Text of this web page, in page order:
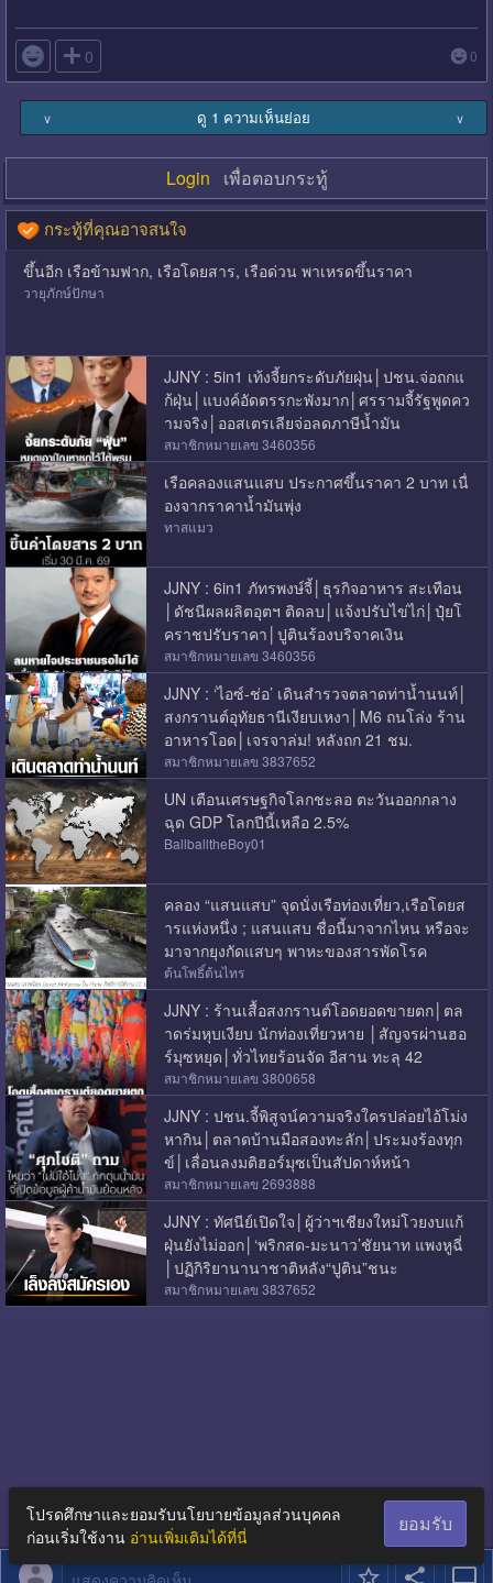
 0 0
∨ ดู 1 ความเห็นย่อย ∨
Login เพื่อตอบกระทู้
กระทู้ที่คุณอาจสนใจ
ขึ้นอีก เรือข้ามฟาก, เรือโดยสาร, เรือด่วน พาเหรดขึ้นราคา
วายุภักษ์ปักษา
JJNY : 5in1 เท้งจี้ยกระดับภัยฝุ่น│ปชน.จ่อถกแ
ก้ฝุ่น│แบงค์อัดตรรกะพังมาก│ศรรามจี้รัฐพูดคว
ามจริง│ออสเตรเลียจ่อลดภาษีน้ำมัน
สมาชิกหมายเลข 3460356
เรือคลองแสนแสบ ประกาศขึ้นราคา 2 บาท เนื่
องจากราคาน้ำมันพุ่ง
ทาสแมว
JJNY : 6in1 ภัทรพงษ์จี้│ธุรกิจอาหาร สะเทือน
│ดัชนีผลผลิตอุตฯ ติดลบ│แจ้งปรับไข่ไก่│ปุ๋ยโ
คราชปรับราคา│ปูตินร้องบริจาคเงิน
สมาชิกหมายเลข 3460356
JJNY : ‘ไอซ์-ช่อ’ เดินสำรวจตลาดท่าน้ำนนท์│
สงกรานต์อุทัยธานีเงียบเหงา│M6 ถนโล่ง ร้าน
อาหารโอด│เจรจาล่ม! หลังถก 21 ชม.
สมาชิกหมายเลข 3837652
UN เตือนเศรษฐกิจโลกชะลอ ตะวันออกกลาง
ฉุด GDP โลกปีนี้เหลือ 2.5%
BallballtheBoy01
คลอง “แสนแสบ” จุดนั่งเรือท่องเที่ยว,เรือโดยส
ารแห่งหนึ่ง ; แสนแสบ ชื่อนี้มาจากไหน หรือจะ
มาจากยุงกัดแสบๆ พาหะของสารพัดโรค
ต้นโพธิ์ต้นไทร
JJNY : ร้านเสื้อสงกรานต์โอดยอดขายตก│ตล
าดร่มหุบเงียบ นักท่องเที่ยวหาย │สัญจรผ่านฮอ
ร์มุซหยุด│ทั่วไทยร้อนจัด อีสาน ทะลุ 42
สมาชิกหมายเลข 3800658
JJNY : ปชน.จี้พิสูจน์ความจริงใครปล่อยไอ้โม่ง
หากิน│ตลาดบ้านมือสองทะลัก│ประมงร้องทุก
ข์│เลื่อนลงมติฮอร์มุซเป็นสัปดาห์หน้า
สมาชิกหมายเลข 2693888
JJNY : ทัศนีย์เปิดใจ│ผู้ว่าฯเชียงใหม่โวยงบแก้
ฝุ่นยังไม่ออก│‘พริกสด-มะนาว’ชัยนาท แพงหูฉี่
│ปฏิกิริยานานาชาติหลัง“ปูติน”ชนะ
สมาชิกหมายเลข 3837652
โปรดศึกษาและยอมรับนโยบายข้อมูลส่วนบุคคล
ก่อนเริ่มใช้งาน อ่านเพิ่มเติมได้ที่นี่
ยอมรับ